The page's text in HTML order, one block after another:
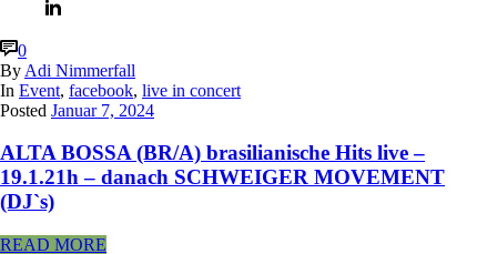
0
By Adi Nimmerfall
In Event, facebook, live in concert
Posted Januar 7, 2024
ALTA BOSSA (BR/A) brasilianische Hits live –
19.1.21h – danach SCHWEIGER MOVEMENT
(DJ`s)
READ MORE